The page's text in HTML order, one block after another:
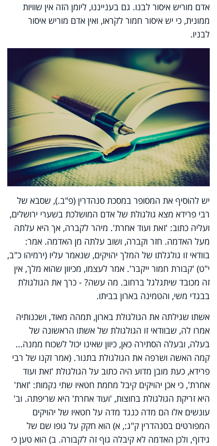
אדם מוריש איסור לבנו. גם בענייננו, ליומן הזה אין שוויות
ממונית, כי יש איסור חמור לקֹראו, ואין אדם מוריש איסור
לבניו.
יש להוסיף את המסופר במסכת סנהדרין (פ"ב.), שסבא של
רבי פרידא מצא גולגולת של אדם המושלכת בשערי ירושלים,
ועליה כתוב: 'זאת ועוד אחרת'. מיהר לקברה, אך היא עלתה
מעל האדמה. חזר וקברה, ושוב עלתה מן האדמה. אמר:
בוודאי זו גולגלתו של המלך יהויקים, שנאמר עליו (ירמיהו כ"ב,
י"ט) 'קבורת חמור ייקבר'. אמר לעצמו, מכיוון שהוא מלך, אין
זה מכובד שיתגלגל ברחוב. מה עשה? - כרך את הגולגולת
בבגדי משי, והטמינה בארון בביתו.
אשתו שגילתה את הגולגולת בארון, תמהה מאוד, ושכנותיה
אמרו לה, שבוודאי זו הגולגולת של אשתו הראשונה של
בעלה, ובעלה הסתירה כאן, כיוון שאינו יכול לשכוח ממנה...
קמה האשה ושרפה את הגולגולת בתנור. (אמר זקנו של רבי
פרידא, כעת מובן מדוע היה כתוב על הגולגולת 'זאת ועוד
אחרת', כי אכן יהויקים קיבל מחמת חטאיו שתי נקמות: 'זאת'
היא זריקת הגולגולת בחוצות, 'ועוד אחרת' היא שריפתה. וב'
עונשים אלו הם מדה כנגד מדה על חטאיו של יהויקים
המפורטים בסנהדרין ק"ג:, א) הוא חקק על גופו שם של
גידוף, ולכן האדמה לא קיבלה גוף זה לקבורה. ב) הוא טען כי